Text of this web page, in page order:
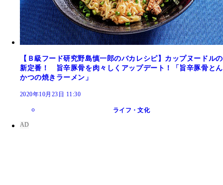
【Ｂ級フード研究野島慎一郎のバカレシピ】カップヌードルの
新定番！ 旨辛豚骨を肉々しくアップデート！「旨辛豚骨とん
かつの焼きラーメン」
2020年10月23日 11:30
ライフ・文化